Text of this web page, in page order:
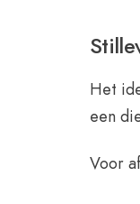
Het
een
Voor